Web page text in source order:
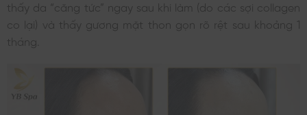
thấy da “căng tức” ngay sau khi làm (do các sợi collagen
co lại) và thấy gương mặt thon gọn rõ rệt sau khoảng 1
tháng.